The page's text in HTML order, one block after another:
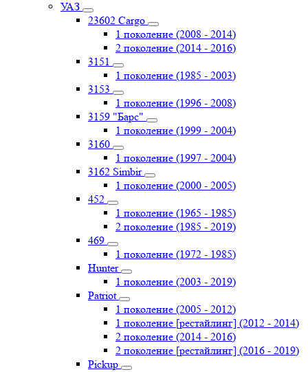
УАЗ
23602 Cargo
1 поколение (2008 - 2014)
2 поколение (2014 - 2016)
3151
1 поколение (1985 - 2003)
3153
1 поколение (1996 - 2008)
3159 "Барс"
1 поколение (1999 - 2004)
3160
1 поколение (1997 - 2004)
3162 Simbir
1 поколение (2000 - 2005)
452
1 поколение (1965 - 1985)
2 поколение (1985 - 2019)
469
1 поколение (1972 - 1985)
Hunter
1 поколение (2003 - 2019)
Patriot
1 поколение (2005 - 2012)
1 поколение [рестайлинг] (2012 - 2014)
2 поколение (2014 - 2016)
2 поколение [рестайлинг] (2016 - 2019)
Pickup